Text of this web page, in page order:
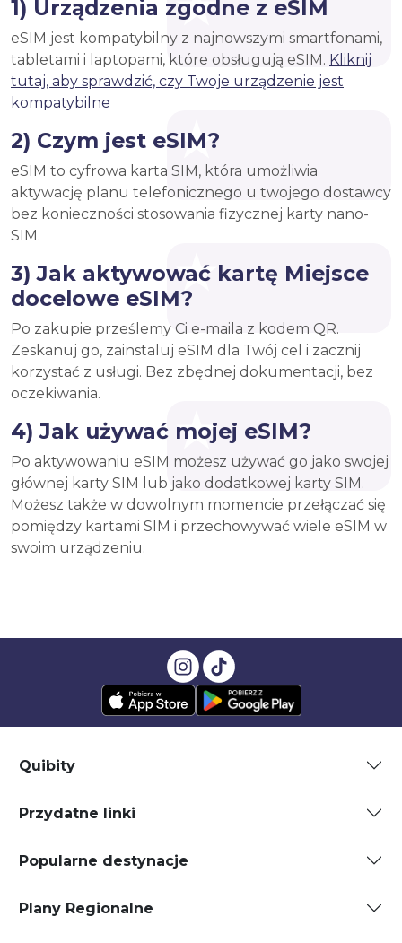
1) Urządzenia zgodne z eSIM
eSIM jest kompatybilny z najnowszymi smartfonami,
tabletami i laptopami, które obsługują eSIM. Kliknij
tutaj, aby sprawdzić, czy Twoje urządzenie jest
kompatybilne
2) Czym jest eSIM?
eSIM to cyfrowa karta SIM, która umożliwia
aktywację planu telefonicznego u twojego dostawcy
bez konieczności stosowania fizycznej karty nano-
SIM.
3) Jak aktywować kartę Miejsce
docelowe eSIM?
Po zakupie prześlemy Ci e-maila z kodem QR.
Zeskanuj go, zainstaluj eSIM dla Twój cel i zacznij
korzystać z usługi. Bez zbędnej dokumentacji, bez
oczekiwania.
4) Jak używać mojej eSIM?
Po aktywowaniu eSIM możesz używać go jako swojej
głównej karty SIM lub jako dodatkowej karty SIM.
Możesz także w dowolnym momencie przełączać się
pomiędzy kartami SIM i przechowywać wiele eSIM w
swoim urządzeniu.
Quibity
Przydatne linki
Popularne destynacje
Plany Regionalne